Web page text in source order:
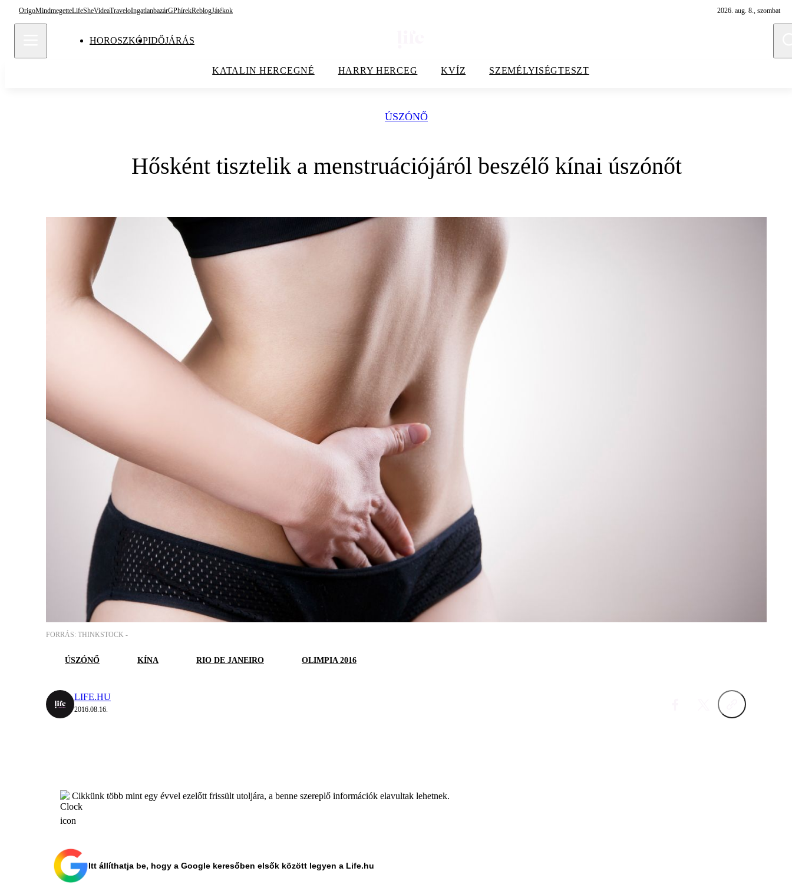
OrigoMindmegetteLifeSheVideaTraveloIngatlanbazárGPhírekReblogJátékok 2026. aug. 8., szombat
HOROSZKÓPIDŐJÁRÁS
KATALIN HERCEGNÉ HARRY HERCEG KVÍZ SZEMÉLYISÉGTESZT
ÚSZÓNŐ
Hősként tisztelik a menstruációjáról beszélő kínai úszónőt
FORRÁS: THINKSTOCK -
ÚSZÓNŐ KÍNA RIO DE JANEIRO OLIMPIA 2016
LIFE.HU
2016.08.16.
Cikkünk több mint egy évvel ezelőtt frissült utoljára, a benne szereplő információk elavultak lehetnek.
Itt állíthatja be, hogy a Google keresőben elsők között legyen a Life.hu